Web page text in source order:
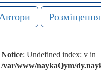
Автори Розміщення
Notice: Undefined index: v in
/var/www/naykaQym/